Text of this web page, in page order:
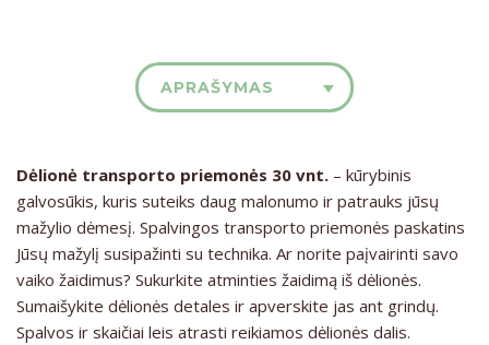
APRAŠYMAS
Dėlionė transporto priemonės 30 vnt. – kūrybinis
galvosūkis, kuris suteiks daug malonumo ir patrauks jūsų
mažylio dėmesį. Spalvingos transporto priemonės paskatins
Jūsų mažylį susipažinti su technika. Ar norite paįvairinti savo
vaiko žaidimus? Sukurkite atminties žaidimą iš dėlionės.
Sumaišykite dėlionės detales ir apverskite jas ant grindų.
Spalvos ir skaičiai leis atrasti reikiamos dėlionės dalis.